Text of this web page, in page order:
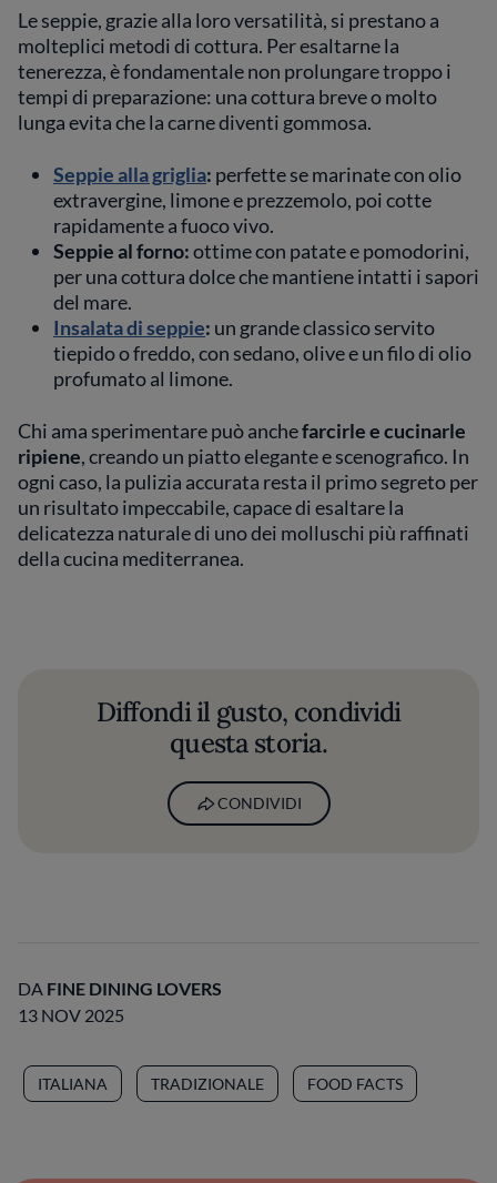
Le seppie, grazie alla loro versatilità, si prestano a
molteplici metodi di cottura. Per esaltarne la
tenerezza, è fondamentale non prolungare troppo i
tempi di preparazione: una cottura breve o molto
lunga evita che la carne diventi gommosa.
Seppie alla griglia: perfette se marinate con olio
extravergine, limone e prezzemolo, poi cotte
rapidamente a fuoco vivo.
Seppie al forno:ottime con patate e pomodorini,
per una cottura dolce che mantiene intatti i sapori
del mare.
Insalata di seppie: un grande classico servito
tiepido o freddo, con sedano, olive e un filo di olio
profumato al limone.
Chi ama sperimentare può anchefarcirle e cucinarle
ripiene, creando un piatto elegante e scenografico. In
ogni caso, la pulizia accurata resta il primo segreto per
un risultato impeccabile, capace di esaltare la
delicatezza naturale di uno dei molluschi più raffinati
della cucina mediterranea.
Diffondi il gusto, condividi
questa storia.
CONDIVIDI
DA FINE DINING LOVERS
13 NOV 2025
ITALIANA TRADIZIONALE FOOD FACTS